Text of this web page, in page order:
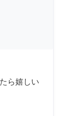
ら嬉しい